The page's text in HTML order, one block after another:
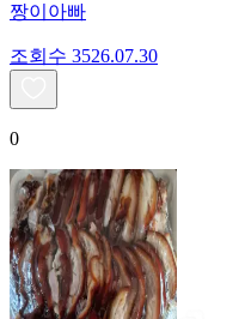
짱이아빠
조회수 3526.07.30
0